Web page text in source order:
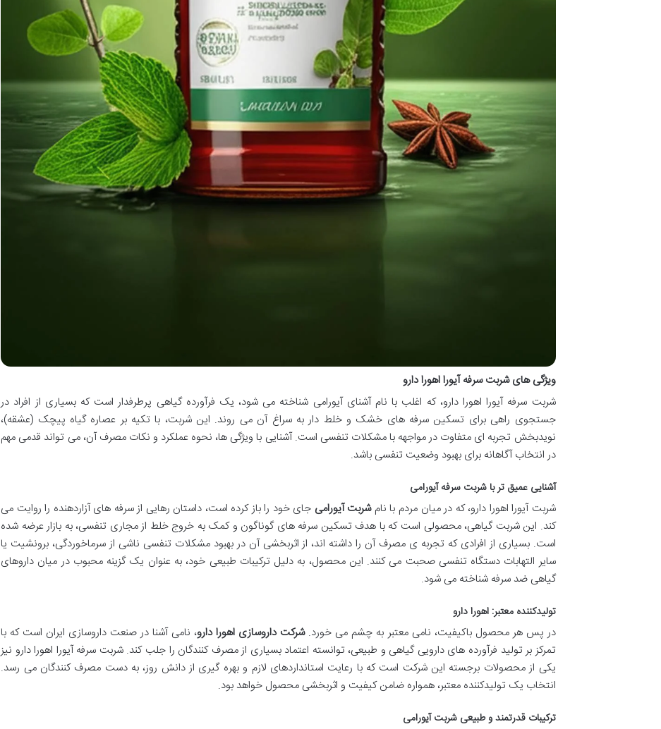
ویژگی های شربت سرفه آیورا اهورا دارو
شربت سرفه آیورا اهورا دارو، که اغلب با نام آشنای آیورامی شناخته می شود، یک فرآورده گیاهی پرطرفدار است که بسیاری از افراد در
جستجوی راهی برای تسکین سرفه های خشک و خلط دار به سراغ آن می روند. این شربت، با تکیه بر عصاره گیاه پیچک (عشقه)،
نویدبخش تجربه ای متفاوت در مواجهه با مشکلات تنفسی است. آشنایی با ویژگی ها، نحوه عملکرد و نکات مصرف آن، می تواند قدمی مهم
در انتخاب آگاهانه برای بهبود وضعیت تنفسی باشد.
آشنایی عمیق تر با شربت سرفه آیورامی
شربت آیورا اهورا دارو، که در میان مردم با نامشربت آیورامی جای خود را باز کرده است، داستان رهایی از سرفه های آزاردهنده را روایت می
کند. این شربت گیاهی، محصولی است که با هدف تسکین سرفه های گوناگون و کمک به خروج خلط از مجاری تنفسی، به بازار عرضه شده
است. بسیاری از افرادی که تجربه ی مصرف آن را داشته اند، از اثربخشی آن در بهبود مشکلات تنفسی ناشی از سرماخوردگی، برونشیت یا
سایر التهابات دستگاه تنفسی صحبت می کنند. این محصول، به دلیل ترکیبات طبیعی خود، به عنوان یک گزینه محبوب در میان داروهای
گیاهی ضد سرفه شناخته می شود.
تولیدکننده معتبر: اهورا دارو
در پس هر محصول باکیفیت، نامی معتبر به چشم می خورد.شرکت داروسازی اهورا دارو، نامی آشنا در صنعت داروسازی ایران است که با
تمرکز بر تولید فرآورده های دارویی گیاهی و طبیعی، توانسته اعتماد بسیاری از مصرف کنندگان را جلب کند. شربت سرفه آیورا اهورا دارو نیز
یکی از محصولات برجسته این شرکت است که با رعایت استانداردهای لازم و بهره گیری از دانش روز، به دست مصرف کنندگان می رسد.
انتخاب یک تولیدکننده معتبر، همواره ضامن کیفیت و اثربخشی محصول خواهد بود.
ترکیبات قدرتمند و طبیعی شربت آیورامی